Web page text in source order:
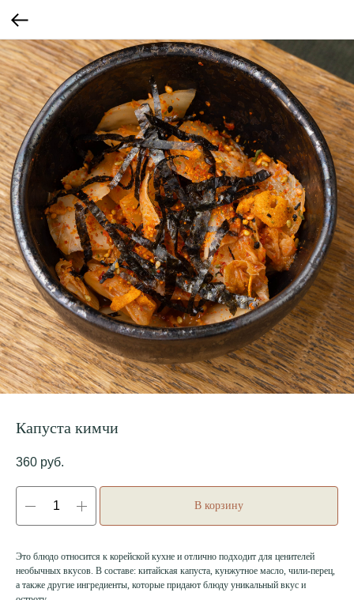
Капуста кимчи
360 руб.
В корзину
Это блюдо относится к корейской кухне и отлично подходит для ценителей
необычных вкусов. В составе: китайская капуста, кунжутное масло, чили-перец,
а также другие ингредиенты, которые придают блюду уникальный вкус и